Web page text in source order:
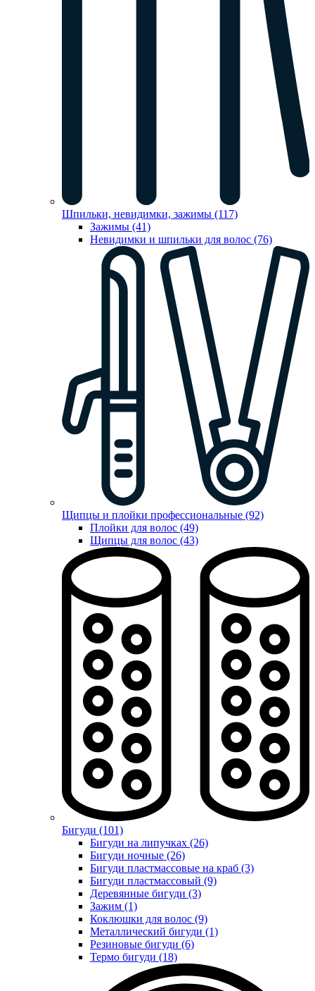
Шпильки, невидимки, зажимы (117)
Зажимы (41)
Невидимки и шпильки для волос (76)
Щипцы и плойки профессиональные (92)
Плойки для волос (49)
Щипцы для волос (43)
Бигуди (101)
Бигуди на липучках (26)
Бигуди ночные (26)
Бигуди пластмассовые на краб (3)
Бигуди пластмассовый (9)
Деревянные бигуди (3)
Зажим (1)
Коклюшки для волос (9)
Металлический бигуди (1)
Резиновые бигуди (6)
Термо бигуди (18)